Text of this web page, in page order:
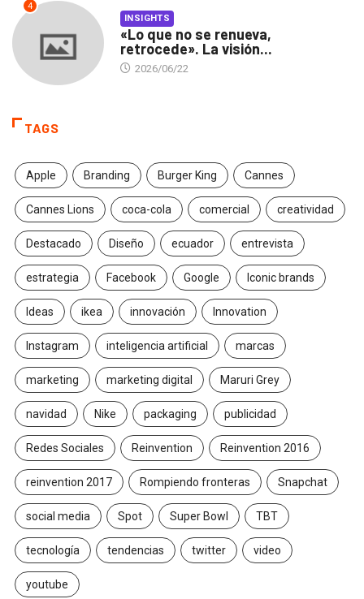
4
INSIGHTS
«Lo que no se renueva,
retrocede». La visión...
2026/06/22
TAGS
Apple Branding Burger King Cannes
Cannes Lions coca-cola comercial creatividad
Destacado Diseño ecuador entrevista
estrategia Facebook Google Iconic brands
Ideas ikea innovación Innovation
Instagram inteligencia artificial marcas
marketing marketing digital Maruri Grey
navidad Nike packaging publicidad
Redes Sociales Reinvention Reinvention 2016
reinvention 2017 Rompiendo fronteras Snapchat
social media Spot Super Bowl TBT
tecnología tendencias twitter video
youtube